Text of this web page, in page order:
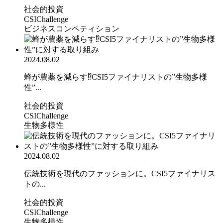
社会的投資
CSIChallenge
ビジネスコンペティション
2024.08.02
蜂が農薬を減らす⁉CSI5ファイナリストの”生物多様
性”...
社会的投資
CSIChallenge
生物多様性
2024.08.02
伝統技術を現代のファッションに。CSI5ファイナリス
トの...
社会的投資
CSIChallenge